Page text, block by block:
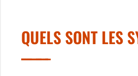
QUELS SONT LES